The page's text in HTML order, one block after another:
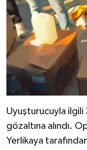
Uyuşturucuyla
gözaltına alındı.
Yerlikaya